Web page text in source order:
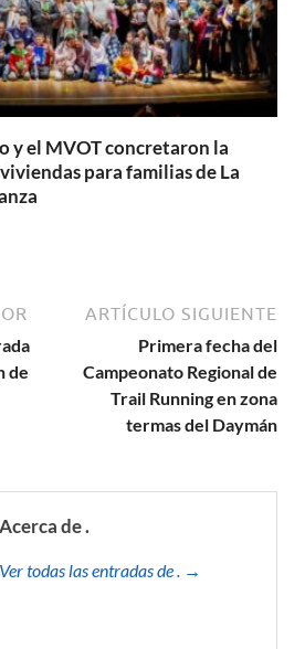
y el MVOT concretaron la
para familias de La
de
ARTÍCULO SIGUIENTE
Primera fecha del
Campeonato Regional de
Trail Running en zona
termas del Daymán
Acerca de .
Ver todas las entradas de . →